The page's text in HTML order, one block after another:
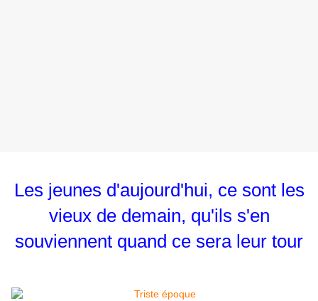
Les jeunes d'aujourd'hui, ce sont les
vieux de demain, qu'ils s'en
souviennent quand ce sera leur tour